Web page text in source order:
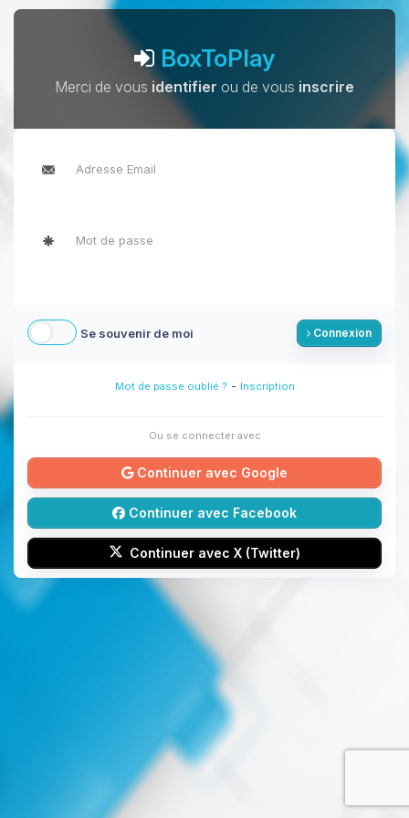
BoxToPlay
Merci de vous identifier ou de vous inscrire
Se souvenir de moi Connexion
Mot de passe oublié ? - Inscription
Ou se connecter avec
Continuer avec Google
Continuer avec Facebook
Continuer avec X (Twitter)